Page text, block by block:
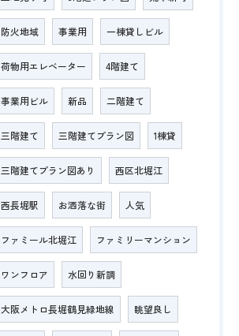
防火地域 事業用 一棟貸しビル
荷物用エレベーター 4階建て
事業用ビル 新品 二階建て
三階建て 三階建てプラン図 1棟貸
三階建てプラン図あり 西区北堀江
西長堀駅 お洒落な街 人気
ファミール北堀江 ファミリーマンション
ワンフロア 水回り新調
大阪メトロ長堀鶴見緑地線 眺望良し